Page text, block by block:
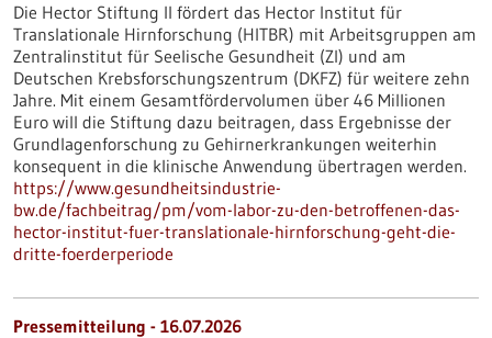
Die Hector Stiftung II fördert das Hector Institut für
Translationale Hirnforschung (HITBR) mit Arbeitsgruppen am
Zentralinstitut für Seelische Gesundheit (ZI) und am
Deutschen Krebsforschungszentrum (DKFZ) für weitere zehn
Jahre. Mit einem Gesamtfördervolumen über 46 Millionen
Euro will die Stiftung dazu beitragen, dass Ergebnisse der
Grundlagenforschung zu Gehirnerkrankungen weiterhin
konsequent in die klinische Anwendung übertragen werden.
https://www.gesundheitsindustrie-
bw.de/fachbeitrag/pm/vom-labor-zu-den-betroffenen-das-
hector-institut-fuer-translationale-hirnforschung-geht-die-
dritte-foerderperiode
Pressemitteilung - 16.07.2026